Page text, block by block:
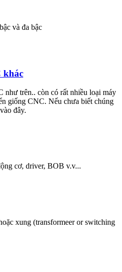
và đa bậc
khác
như trên.. còn có rất nhiều loại máy
giống CNC. Nếu chưa biết chúng
đây.
cơ, driver, BOB v.v...
xung (transformeer or switching